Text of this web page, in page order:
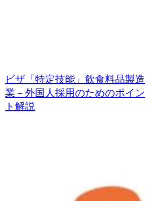
ビザ「特定技能」飲食料品製造
業－外国人採用のためのポイン
ト解説